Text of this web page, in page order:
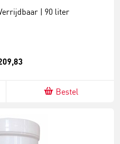
| 90 liter
Bestel